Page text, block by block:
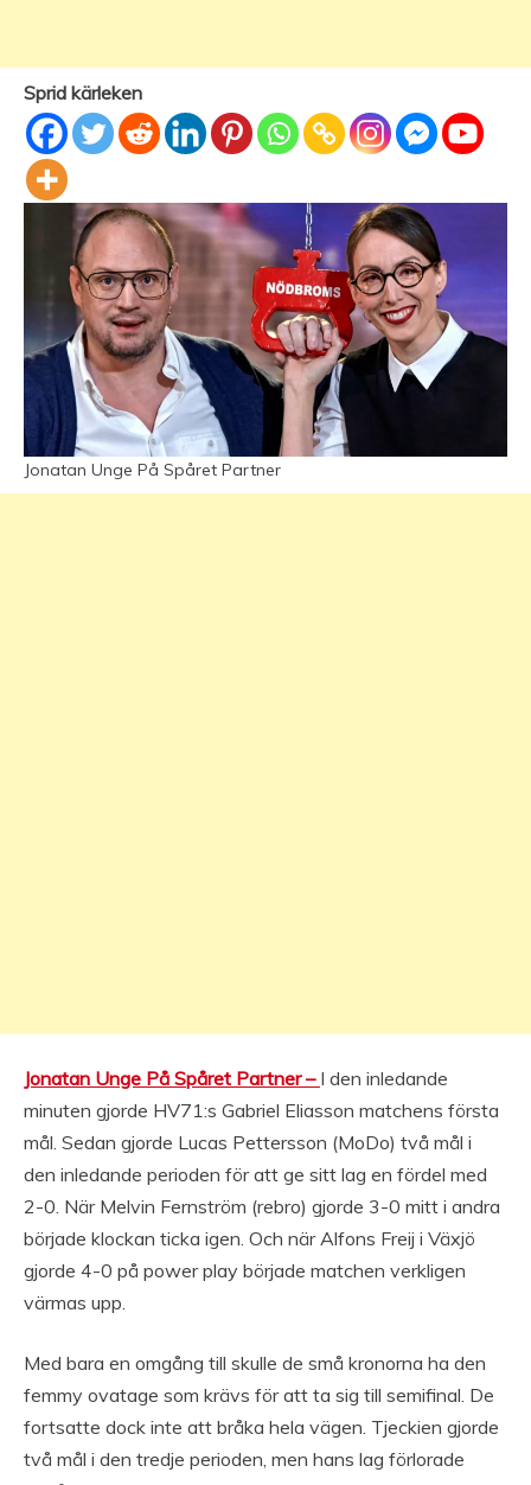
Sprid kärleken
Jonatan Unge På Spåret Partner
Jonatan Unge På Spåret Partner – I den inledande
minuten gjorde HV71:s Gabriel Eliasson matchens första
mål. Sedan gjorde Lucas Pettersson (MoDo) två mål i
den inledande perioden för att ge sitt lag en fördel med
2-0. När Melvin Fernström (rebro) gjorde 3-0 mitt i andra
började klockan ticka igen. Och när Alfons Freij i Växjö
gjorde 4-0 på power play började matchen verkligen
värmas upp.
Med bara en omgång till skulle de små kronorna ha den
femmy ovatage som krävs för att ta sig till semifinal. De
fortsatte dock inte att bråka hela vägen. Tjeckien gjorde
två mål i den tredje perioden, men hans lag förlorade